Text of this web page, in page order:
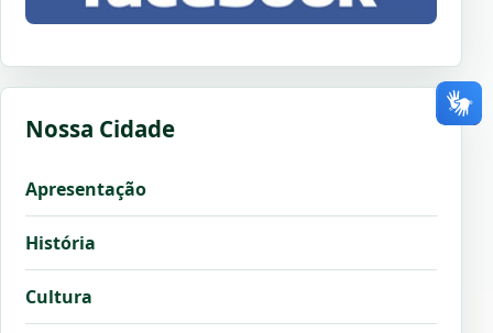
Nossa Cidade
Apresentação
História
Cultura